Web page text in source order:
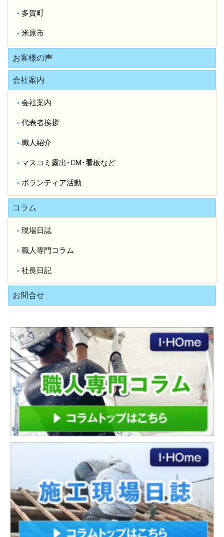
多賀町
米原市
お客様の声
会社案内
会社案内
代表者挨拶
職人紹介
マスコミ露出・CM・看板など
ボランティア活動
コラム
現場日誌
職人専門コラム
社長日記
お問合せ